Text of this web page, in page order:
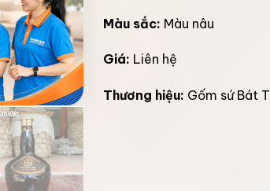
Màu sắc: Màu nâu
Giá: Liên hệ
Thương hiệu: Gốm sứ Bát